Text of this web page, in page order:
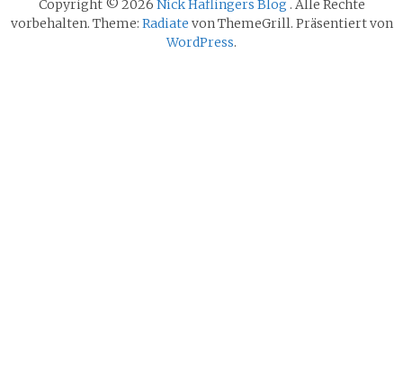
Copyright © 2026 Nick Haflingers Blog . Alle Rechte
vorbehalten. Theme: Radiate von ThemeGrill. Präsentiert von
WordPress.